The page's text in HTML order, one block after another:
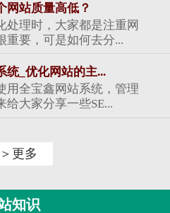
网站质量高低？
处理时，大家都是注重网
重要，可是如何去分...
统_优化网站的主...
用全宝鑫网站系统，管理
给大家分享一些SE...
更多
知识